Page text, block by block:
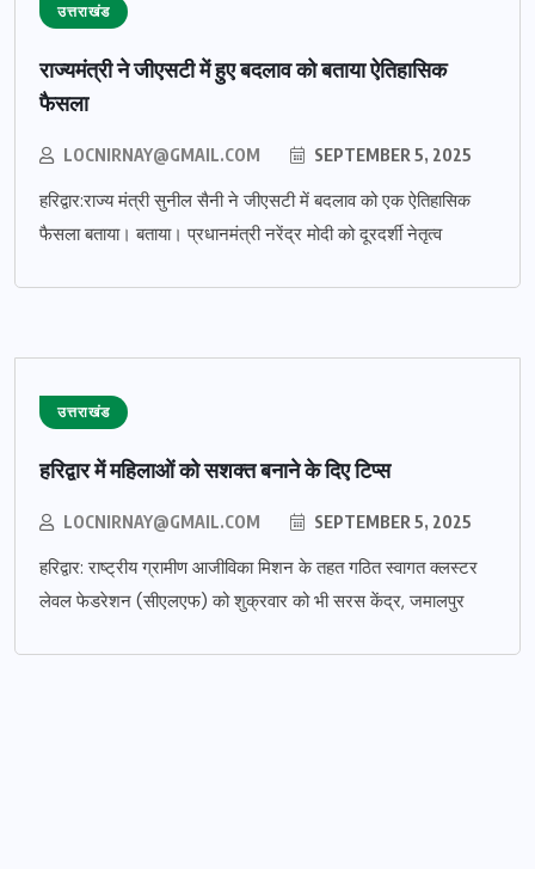
उत्तराखंड
राज्यमंत्री ने जीएसटी में हुए बदलाव को बताया ऐतिहासिक
फैसला
LOCNIRNAY@GMAIL.COM SEPTEMBER 5, 2025
हरिद्वार:राज्य मंत्री सुनील सैनी ने जीएसटी में बदलाव को एक ऐतिहासिक
फैसला बताया। बताया। प्रधानमंत्री नरेंद्र मोदी को दूरदर्शी नेतृत्व
उत्तराखंड
हरिद्वार में महिलाओं को सशक्त बनाने के दिए टिप्स
LOCNIRNAY@GMAIL.COM SEPTEMBER 5, 2025
हरिद्वार: राष्ट्रीय ग्रामीण आजीविका मिशन के तहत गठित स्वागत क्लस्टर
लेवल फेडरेशन (सीएलएफ) को शुक्रवार को भी सरस केंद्र, जमालपुर